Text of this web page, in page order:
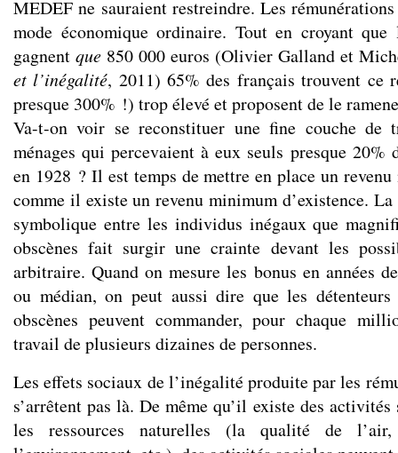
MEDEF ne sauraient restreindre. Les
mode économique ordinaire. Tout en croyant que
gagnent que 850 000 euros (Olivier Galland et
et l’inégalité, 2011) 65% des français trouvent ce
presque 300% !) trop élevé et proposent de le
Va-t-on voir se reconstituer une fine couche de
ménages qui percevaient à eux seuls presque 20%
en 1928 ? Il est temps de mettre en place un revenu
comme il existe un revenu minimum d’existence.
symbolique entre les individus inégaux que
obscènes fait surgir une crainte devant les
arbitraire. Quand on mesure les bonus en années
ou médian, on peut aussi dire que les détenteurs
obscènes peuvent commander, pour chaque
travail de plusieurs dizaines de personnes.
Les effets sociaux de l’inégalité produite par les
s’arrêtent pas là. De même qu’il existe des
les ressources naturelles (la qualité de